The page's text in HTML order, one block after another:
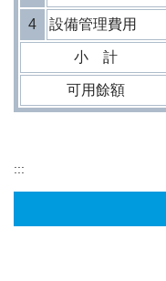
4 設備管理費用
小 計
可用餘額
:::